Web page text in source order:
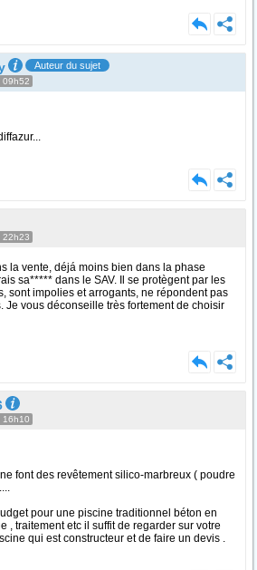
Auteur du sujet
09h52
22h23
la vente, déjá moins bien dans la phase
sa***** dans le SAV. Il se protègent par les
sont impolies et arrogants, ne répondent pas
Je vous déconseille très fortement de choisir
16h10
font des revêtement silico-marbreux ( poudre
pour une piscine traditionnel béton en
, traitement etc il suffit de regarder sur votre
qui est constructeur et de faire un devis .